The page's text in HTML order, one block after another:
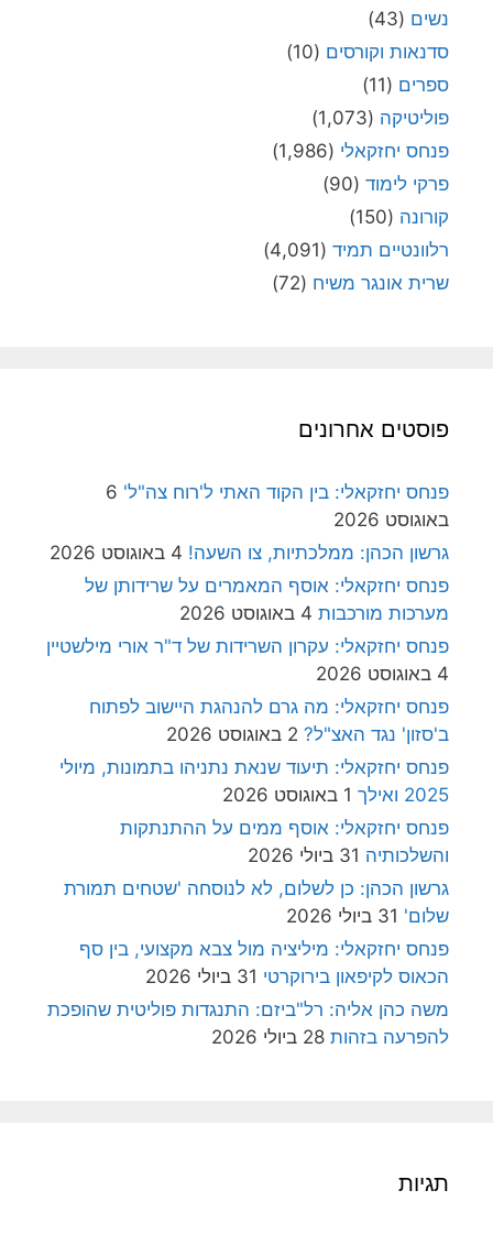
נשים (43)
סדנאות וקורסים (10)
ספרים (11)
פוליטיקה (1,073)
פנחס יחזקאלי (1,986)
פרקי לימוד (90)
קורונה (150)
רלוונטיים תמיד (4,091)
שרית אונגר משיח (72)
פוסטים אחרונים
פנחס יחזקאלי: בין הקוד האתי ל'רוח צה"ל' 6
באוגוסט 2026
גרשון הכהן: ממלכתיות, צו השעה! 4 באוגוסט 2026
פנחס יחזקאלי: אוסף המאמרים על שרידותן של
מערכות מורכבות 4 באוגוסט 2026
פנחס יחזקאלי: עקרון השרידות של ד"ר אורי מילשטיין
4 באוגוסט 2026
פנחס יחזקאלי: מה גרם להנהגת היישוב לפתוח
ב'סזון' נגד האצ"ל? 2 באוגוסט 2026
פנחס יחזקאלי: תיעוד שנאת נתניהו בתמונות, מיולי
2025 ואילך
1 באוגוסט 2026
פנחס יחזקאלי: אוסף ממים על ההתנתקות
והשלכותיה 31 ביולי 2026
גרשון הכהן: כן לשלום, לא לנוסחה 'שטחים תמורת
שלום' 31 ביולי 2026
פנחס יחזקאלי: מיליציה מול צבא מקצועי, בין סף
הכאוס לקיפאון בירוקרטי 31 ביולי 2026
משה כהן אליה: רל"ביזם: התנגדות פוליטית שהופכת
להפרעה בזהות 28 ביולי 2026
תגיות